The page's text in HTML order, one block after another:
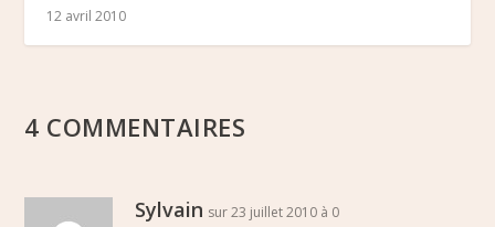
12 avril 2010
4 COMMENTAIRES
Sylvain sur 23 juillet 2010 à 0